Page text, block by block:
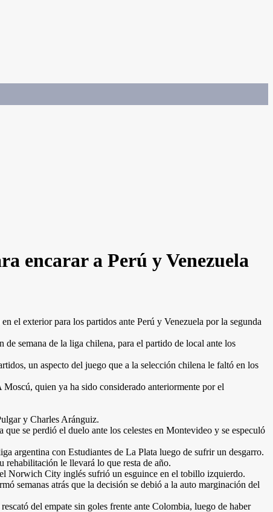
encarar a Perú y Venezuela
el exterior para los partidos ante Perú y Venezuela por la segunda
semana de la liga chilena, para el partido de local ante los
un aspecto del juego que a la selección chilena le faltó en los
quien ya ha sido considerado anteriormente por el
y Charles Aránguiz.
se perdió el duelo ante los celestes en Montevideo y se especuló
argentina con Estudiantes de La Plata luego de sufrir un desgarro.
rehabilitación le llevará lo que resta de año.
Norwich City inglés sufrió un esguince en el tobillo izquierdo.
semanas atrás que la decisión se debió a la auto marginación del
del empate sin goles frente ante Colombia, luego de haber